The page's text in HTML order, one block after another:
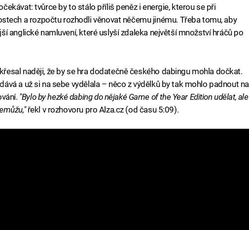
tvůrce by to stálo příliš peněz i energie, kterou se při
a rozpočtu rozhodli věnovat něčemu jinému. Třeba tomu, aby
anglické namluvení, které uslyší zdaleka největší množství hráčů po
naději, že by se hra dodatečně českého dabingu mohla dočkat.
a už si na sebe vydělala – něco z výdělků by tak mohlo padnout na
"Bylo by hezké dabing do nějaké Game of the Year Edition udělat, ale
řekl v rozhovoru pro Alza.cz (od času 5:09).